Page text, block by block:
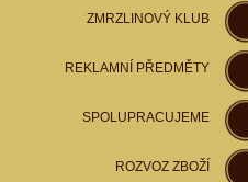
ZMRZLINOVÝ KLUB
REKLAMNÍ PŘEDMĚTY
SPOLUPRACUJEME
ROZVOZ ZBOŽÍ